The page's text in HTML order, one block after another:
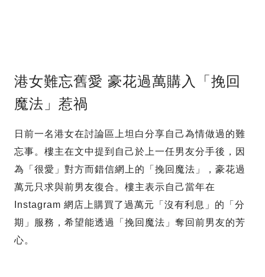
港女難忘舊愛 豪花過萬購入「挽回
魔法」惹禍
日前一名港女在討論區上坦白分享自己為情做過的難
忘事。樓主在文中提到自己於上一任男友分手後，因
為「很愛」對方而錯信網上的「挽回魔法」，豪花過
萬元只求與前男友復合。樓主表示自己當年在
Instagram 網店上購買了過萬元「沒有利息」的「分
期」服務，希望能透過「挽回魔法」奪回前男友的芳
心。